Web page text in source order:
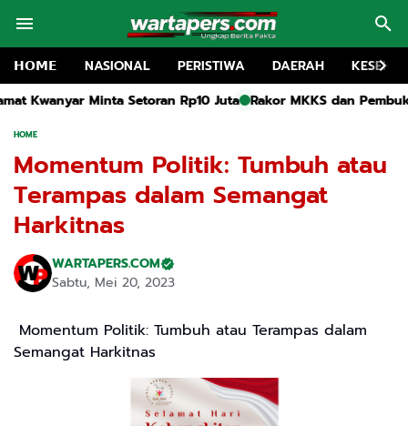
𝗛𝗢𝗠𝗘 NASIONAL PERISTIWA DAERAH
Juta Rakor MKKS dan Pembukaan MGMP SMP Negeri
HOME
Momentum Politik: Tumbuh atau
Terampas dalam Semangat
Harkitnas
WARTAPERS.COM
Sabtu, Mei 20, 2023
Momentum Politik: Tumbuh atau Terampas dalam
Semangat Harkitnas